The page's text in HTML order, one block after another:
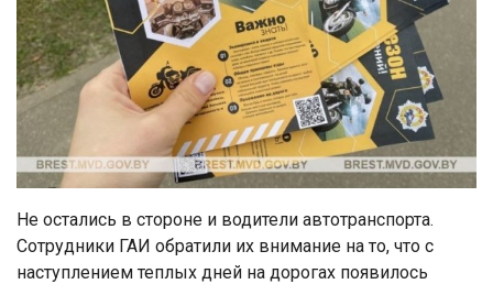
Не остались в стороне и водители автотранспорта.
Сотрудники ГАИ обратили их внимание на то, что с
наступлением теплых дней на дорогах появилось